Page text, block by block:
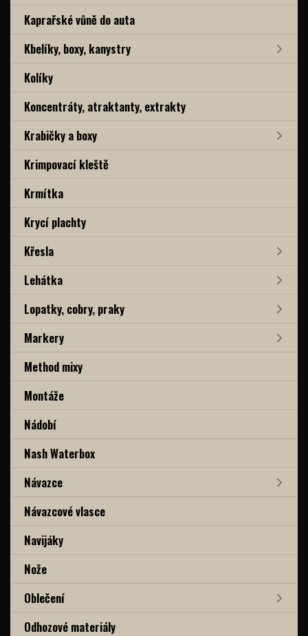
Kaprařské vůně do auta
Kbelíky, boxy, kanystry
Kolíky
Koncentráty, atraktanty, extrakty
Krabičky a boxy
Krimpovací kleště
Krmítka
Krycí plachty
Křesla
Lehátka
Lopatky, cobry, praky
Markery
Method mixy
Montáže
Nádobí
Nash Waterbox
Návazce
Návazcové vlasce
Navijáky
Nože
Oblečení
Odhozové materiály